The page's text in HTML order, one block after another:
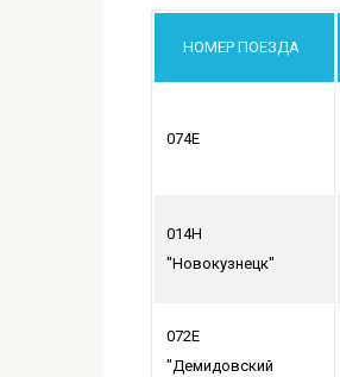
НОМЕР ПОЕЗДА
074Е
014Н
"Новокузнецк"
072Е
"Демидовский